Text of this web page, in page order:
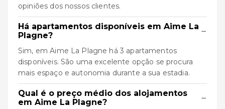
opiniões dos nossos clientes.
Há apartamentos disponíveis em Aime La
Plagne?
−
Sim, em Aime La Plagne há 3 apartamentos
disponíveis. São uma excelente opção se procura
mais espaço e autonomia durante a sua estadia.
Qual é o preço médio dos alojamentos
em Aime La Plagne?
−